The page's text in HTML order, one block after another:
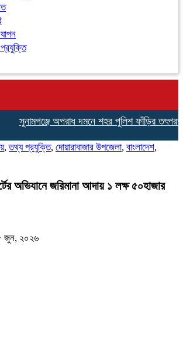
সুনামগঞ্জে অপরাধ দমনে শহর পুলিশ ফাঁড়ির তৎপরতা
,তথ্য প্রযুক্তি, দোয়ারাবাজার উপজেলা, বাংলাদেশ,
অভিযানে জরিমানা আদায় ১ লক্ষ ৫০হাজার
জুন, ২০২৬